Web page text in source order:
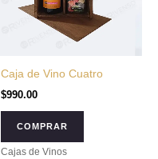
Caja de Vino Cuatro
$990.00
COMPRAR
Cajas de Vinos